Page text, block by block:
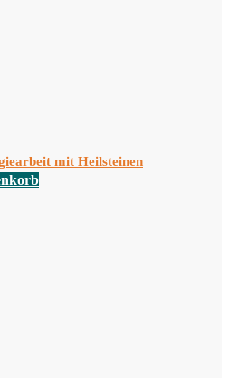
mit Heilsteinen